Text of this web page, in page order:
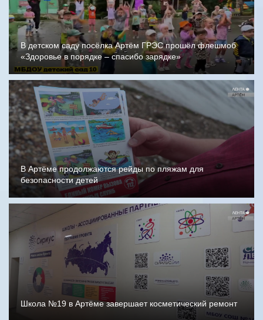
В детском саду посёлка Артём ГРЭС прошёл флешмоб
«Здоровье в порядке – спасибо зарядке»
В Артёме продолжаются рейды по пляжам для
безопасности детей
Школа №19 в Артёме завершает косметический ремонт